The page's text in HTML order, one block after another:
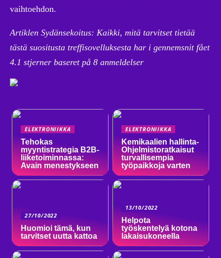
vaihtoehdon.
Artiklen Sydänsekoitus: Kaikki, mitä tarvitset tietää
tästä suositusta treffisovelluksesta har i gennemsnit fået
4.1 stjerner baseret på 8 anmeldelser
ELEKTRONIIKKA
Tehokas
myyntistrategia B2B-
liiketoiminnassa:
Avain menestykseen
ELEKTRONIIKKA
Kemikaalien hallinta-
Ohjelmistoratkaisut
turvallisempia
työpaikkoja varten
27/10/2022
Huomioi tämä, kun
tarvitset uutta kattoa
13/10/2022
Helpota
työskentelyä kotona
lakaisukoneella